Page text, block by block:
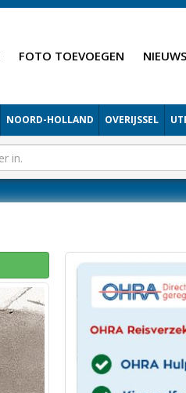
FOTO TOEVOEGEN
NOORD-HOLLAND OVERIJSSEL